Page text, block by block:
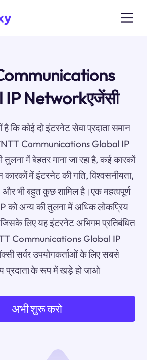
IP Networkएजेंसी
है कि कोई दो इंटरनेट सेवा प्रदाता समान
Communications Global IP
में बेहतर माना जा रहा है, कई कारकों
कारकों में इंटरनेट की गति, विश्वसनीयता,
और भी बहुत कुछ शामिल है।एक महत्वपूर्ण
को अन्य की तुलना में अधिक लोकप्रिय
जिसके लिए यह इंटरनेट अभिगम प्रतिबंधित
Communications Global IP
सर्वर उपयोगकर्ताओं के लिए सबसे
प्रदाता के रूप में खड़े हो जाओ
अभी शुरू करो